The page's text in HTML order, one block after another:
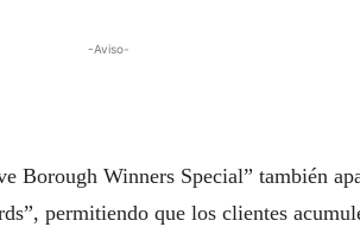
-Aviso-
Borough Winners Special” también
permitiendo que los clientes